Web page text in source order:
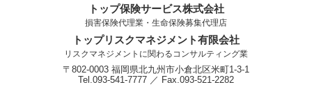
トップ保険サービス株式会社
損害保険代理業・生命保険募集代理店
トップリスクマネジメント有限会社
リスクマネジメントに関わるコンサルティング業
〒802-0003 福岡県北九州市小倉北区米町1-3-1
Tel.093-541-7777 ／ Fax.093-521-2282